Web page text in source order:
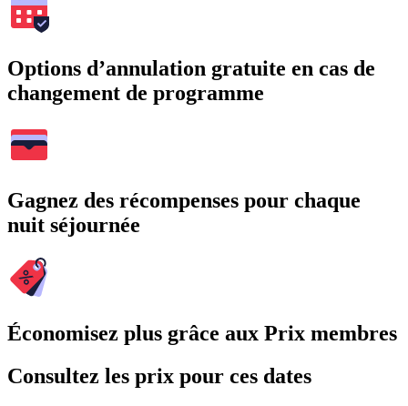
Options d’annulation gratuite en cas de
changement de programme
Gagnez des récompenses pour chaque
nuit séjournée
Économisez plus grâce aux Prix membres
Consultez les prix pour ces dates